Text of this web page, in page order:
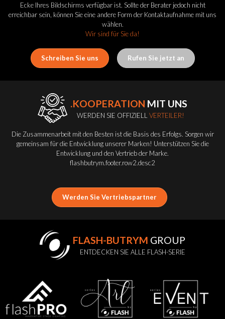
Ecke Ihres Bildschirms verfügbar ist. Sollte der Berater jedoch nicht
erreichbar sein, können Sie eine andere Form der Kontaktaufnahme mit uns
wählen.
Wir sind für Sie da!
Schreiben Sie uns Rufen Sie jetzt an
.KOOPERATION MIT UNS
WERDEN SIE OFFIZIELLVERTEILER!
Die Zusammenarbeit mit den Besten ist die Basis des Erfolgs. Sorgen wir
gemeinsam für die Entwicklung unserer Marken! Unterstützen Sie die
Entwicklung und den Vertrieb der Marke.
flashbutrym.footer.row2.desc2
Werden Sie Vertriebspartner
FLASH-BUTRYM GROUP
ENTDECKEN SIE ALLE FLASH-SERIE